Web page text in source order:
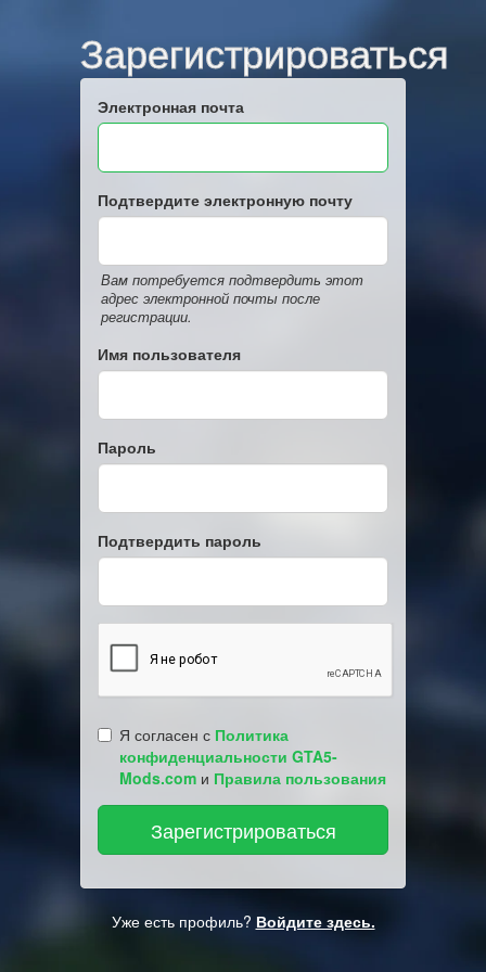
Зарегистрироваться
Электронная почта
Подтвердите электронную почту
Вам потребуется подтвердить этот
адрес электронной почты после
регистрации.
Имя пользователя
Пароль
Подтвердить пароль
Я согласен с Политика
конфиденциальности GTA5-
Mods.com и Правила пользования
Уже есть профиль? Войдите здесь.